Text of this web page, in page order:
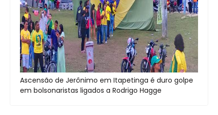
Ascensão de Jerônimo em Itapetinga é duro golpe
em bolsonaristas ligados a Rodrigo Hagge